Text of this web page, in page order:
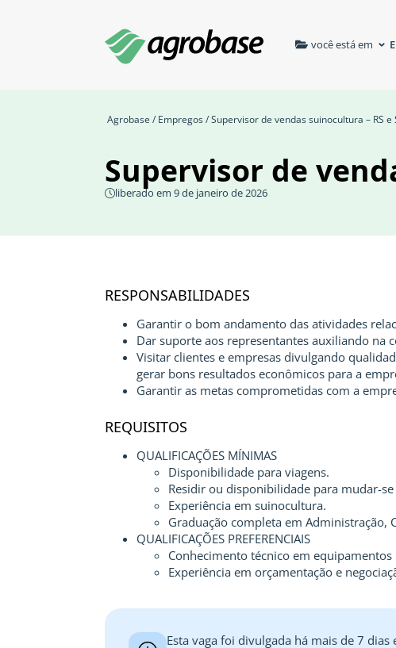
você está em
Agrobase / Empregos/ Supervisor de vendas suinocultura – RS e
Supervisor de
liberado em 9 de janeiro de 2026
RESPONSABILIDADES
Garantir o bom andamento das atividades
Dar suporte aos representantes auxiliando na
Visitar clientes e empresas divulgando
gerar bons resultados econômicos para a
Garantir as metas comprometidas com a
REQUISITOS
QUALIFICAÇÕES MÍNIMAS
Disponibilidade para viagens.
Residir ou disponibilidade para mudar-
Experiência em suinocultura.
Graduação completa em Administração,
QUALIFICAÇÕES PREFERENCIAIS
Conhecimento técnico em
Experiência em orçamentação e
Esta vaga foi divulgada há mais de 7